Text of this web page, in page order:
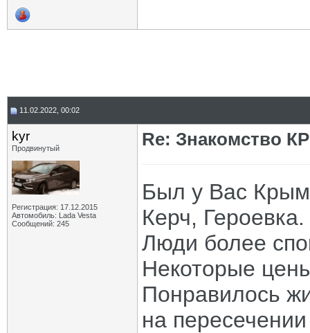
11.02.2022, 00:02
kyr
Продвинутый
Регистрация: 17.12.2015
Автомобиль: Lada Vesta
Сообщений: 245
Re: Знакомство
Был у Вас
Керч,
Люди более
Некоторые
Понравилось
на